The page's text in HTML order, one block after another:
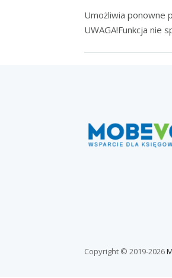
Umożliwia ponowne
UWAGA!Funkcja
Copyright © 2019-2026